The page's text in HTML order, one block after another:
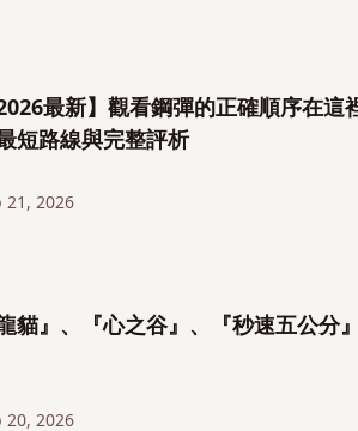
2026最新】觀看鋼彈的正確順序在
短路線與完整評析
21, 2026
龍貓』、『心之谷』、『秒速五公
20, 2026